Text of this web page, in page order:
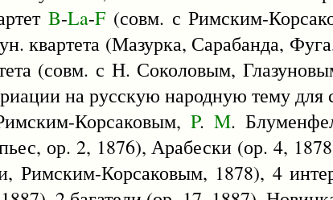
B-La-F (совм. с Римским-
квартета (Мазурка, Сарабанда,
(совм. с Н. Соколовым,
на русскую народную тему для
Корсаковым, P. M.
ор. 2, 1876), Арабески (ор. 4,
Корсаковым, 1878), 4